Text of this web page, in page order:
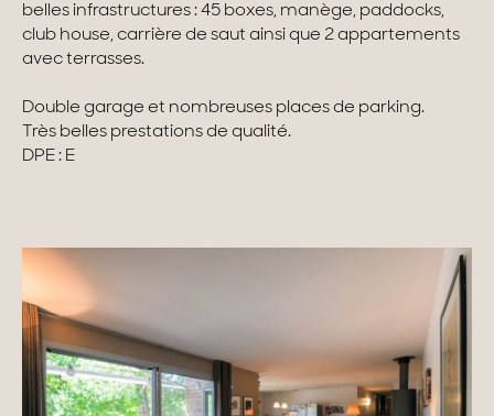
Villas modernes
Chalets
Projets neufs
Réhabilitations & Terrains
belles infrastructures : 45 boxes, manège, paddocks,
club house, carrière de saut ainsi que 2 appartements
avec terrasses.
Double garage et nombreuses places de parking.
Très belles prestations de qualité.
DPE : E